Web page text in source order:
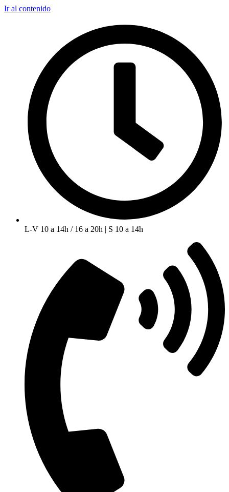
Ir al contenido
L-V 10 a 14h / 16 a 20h | S 10 a 14h